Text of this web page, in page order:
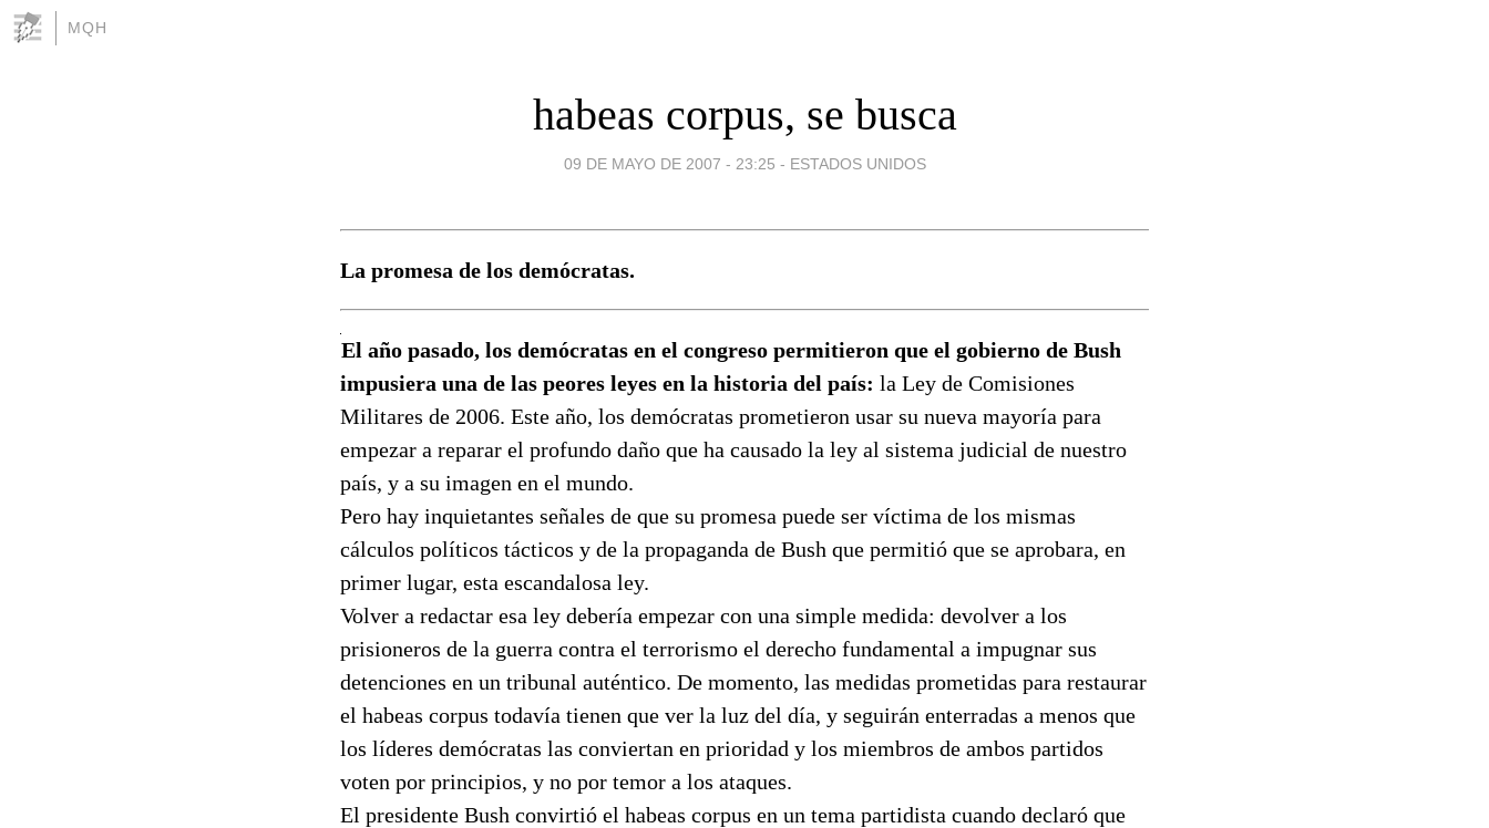
MQH
habeas corpus, se busca
09 DE MAYO DE 2007 - 23:25 - ESTADOS UNIDOS
La promesa de los demócratas.
El año pasado, los demócratas en el congreso permitieron que el gobierno de Bush
impusiera una de las peores leyes en la historia del país: la Ley de Comisiones
Militares de 2006. Este año, los demócratas prometieron usar su nueva mayoría para
empezar a reparar el profundo daño que ha causado la ley al sistema judicial de nuestro
país, y a su imagen en el mundo.
Pero hay inquietantes señales de que su promesa puede ser víctima de los mismas
cálculos políticos tácticos y de la propaganda de Bush que permitió que se aprobara, en
primer lugar, esta escandalosa ley.
Volver a redactar esa ley debería empezar con una simple medida: devolver a los
prisioneros de la guerra contra el terrorismo el derecho fundamental a impugnar sus
detenciones en un tribunal auténtico. De momento, las medidas prometidas para restaurar
el habeas corpus todavía tienen que ver la luz del día, y seguirán enterradas a menos que
los líderes demócratas las conviertan en prioridad y los miembros de ambos partidos
voten por principios, y no por temor a los ataques.
El presidente Bush convirtió el habeas corpus en un tema partidista cuando declaró que